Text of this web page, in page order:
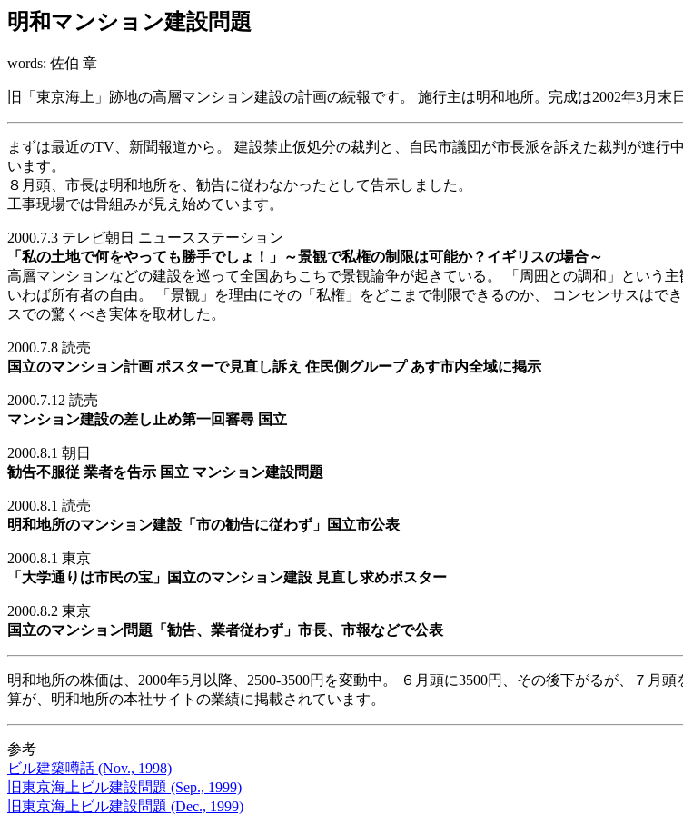
明和マンション建設問題
words: 佐伯 章
旧「東京海上」跡地の高層マンション建設の計画の続報です。 施行主は明和地所。完成は2002年3月末
まずは最近のTV、新聞報道から。 建設禁止仮処分の裁判と、自民市議団が市長派を訴えた裁判が進
います。
８月頭、市長は明和地所を、勧告に従わなかったとして告示しました。
工事現場では骨組みが見え始めています。
2000.7.3 テレビ朝日 ニュースステーション
「私の土地で何をやっても勝手でしょ！」～景観で私権の制限は可能か？イギリスの場合～
高層マンションなどの建設を巡って全国あちこちで景観論争が起きている。 「周囲との調和」という
いわば所有者の自由。 「景観」を理由にその「私権」をどこまで制限できるのか、 コンセンサスはで
スでの驚くべき実体を取材した。
2000.7.8 読売
国立のマンション計画 ポスターで見直し訴え 住民側グループ あす市内全域に掲示
2000.7.12 読売
マンション建設の差し止め第一回審尋 国立
2000.8.1 朝日
勧告不服従 業者を告示 国立 マンション建設問題
2000.8.1 読売
明和地所のマンション建設「市の勧告に従わず」国立市公表
2000.8.1 東京
「大学通りは市民の宝」国立のマンション建設 見直し求めポスター
2000.8.2 東京
国立のマンション問題「勧告、業者従わず」市長、市報などで公表
明和地所の株価は、2000年5月以降、2500-3500円を変動中。 ６月頭に3500円、その後下がるが、７月
算が、明和地所の本社サイトの業績に掲載されています。
参考
ビル建築噂話 (Nov., 1998)
旧東京海上ビル建設問題 (Sep., 1999)
旧東京海上ビル建設問題 (Dec., 1999)